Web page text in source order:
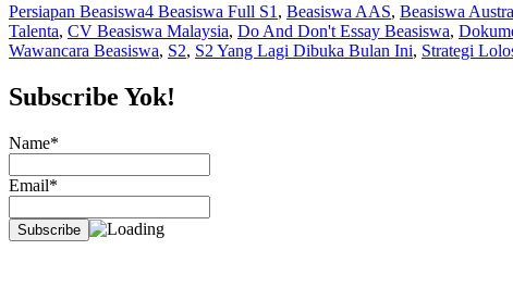
Persiapan Beasiswa4 Beasiswa Full S1 , Beasiswa AAS, Beasiswa
Talenta, CV Beasiswa Malaysia, Do And Don't Essay Beasiswa,
Wawancara Beasiswa, S2, S2 Yang Lagi Dibuka Bulan Ini, Strategi
Subscribe Yok!
Name*
Email*